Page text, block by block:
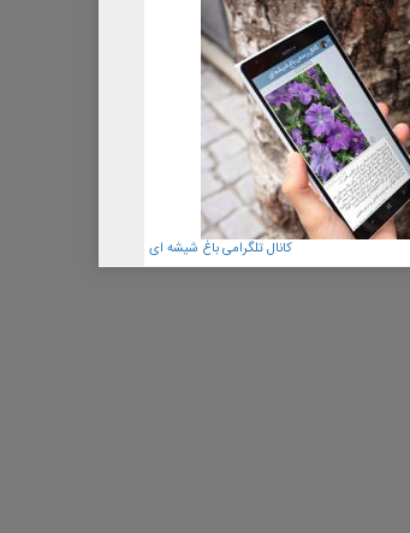
کانال تلگرامی باغ شیشه ای